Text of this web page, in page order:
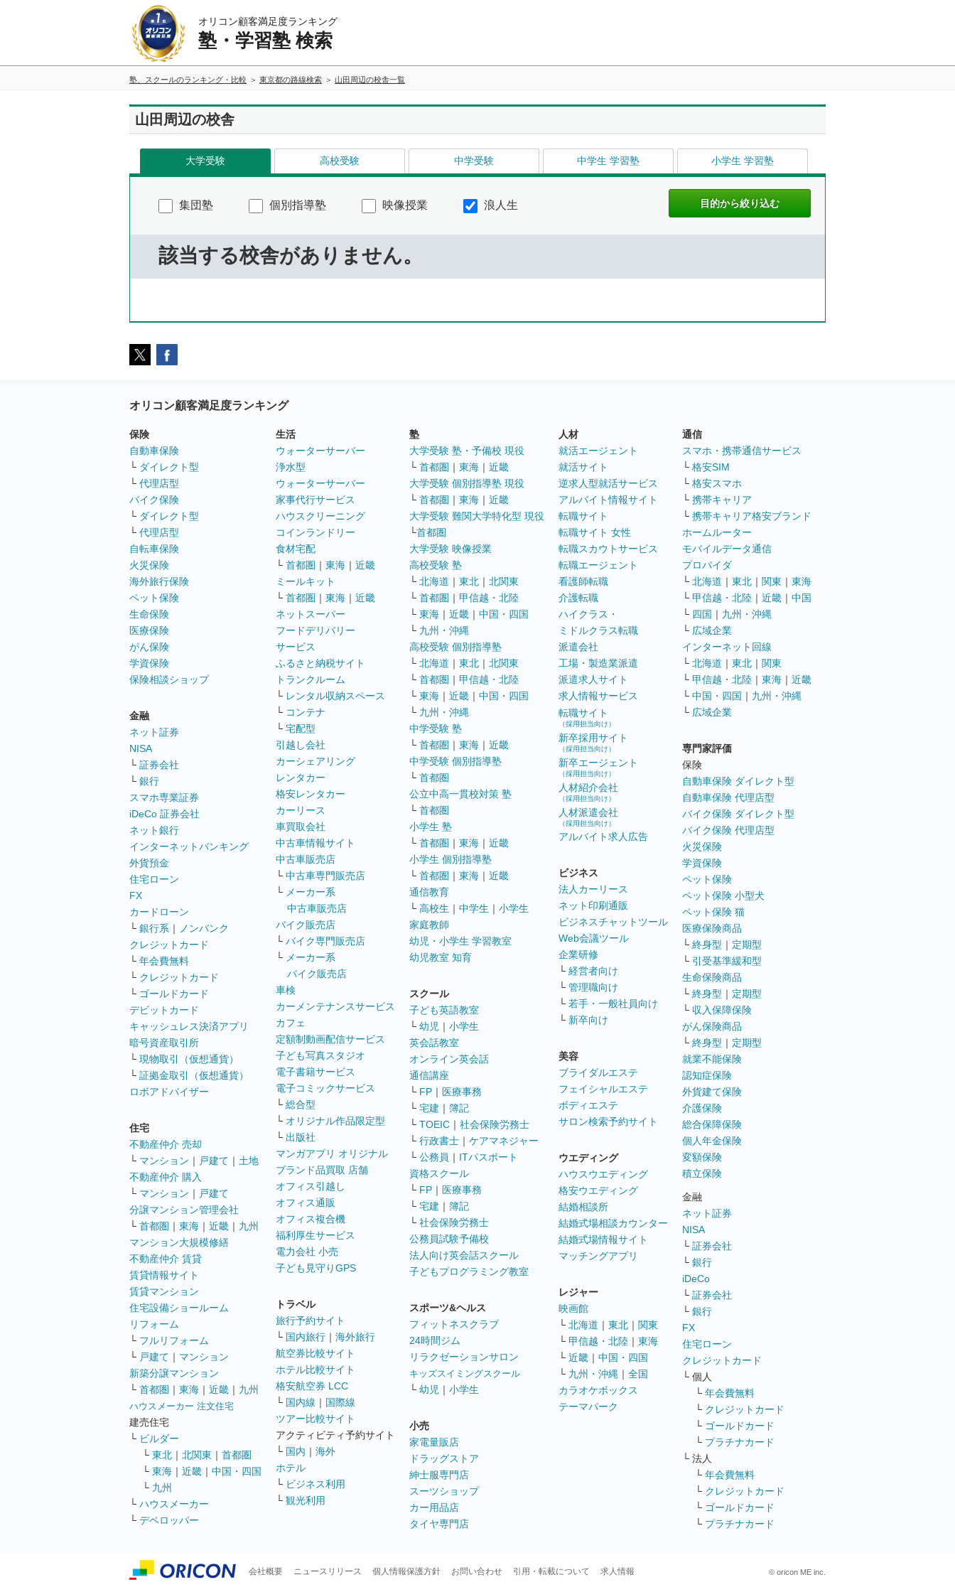
オリコン顧客満足度ランキング
塾・学習塾 検索
塾、スクールのランキング・比較 東京都の路線検索 山田周辺の校舎一覧
山田周辺の校舎
大学受験 高校受験 中学受験 中学生 学習塾 小学生 学習塾
集団塾 個別指導塾 映像授業 浪人生
該当する校舎がありません。
オリコン顧客満足度ランキング
保険
自動車保険
└ ダイレクト型
└ 代理店型
バイク保険
└ ダイレクト型
└ 代理店型
自転車保険
火災保険
海外旅行保険
ペット保険
生命保険
医療保険
がん保険
学資保険
保険相談ショップ
金融
ネット証券
NISA
└ 証券会社
└ 銀行
スマホ専業証券
iDeCo 証券会社
ネット銀行
インターネットバンキング
外貨預金
住宅ローン
FX
カードローン
└ 銀行系 ｜
ノンバンク
クレジットカード
└ 年会費無料
└ クレジットカード
└ ゴールドカード
デビットカード
キャッシュレス決済アプリ
暗号資産取引所
└ 現物取引（仮想通貨）
└ 証拠金取引（仮想通貨）
ロボアドバイザー
住宅
不動産仲介 売却
└ マンション ｜ 戸建て ｜ 土地
不動産仲介 購入
└ マンション ｜ 戸建て
分譲マンション管理会社
└ 首都圏 ｜ 東海 ｜ 近畿 ｜ 九州
マンション大規模修繕
不動産仲介 賃貸
賃貸情報サイト
賃貸マンション
住宅設備ショールーム
リフォーム
└ フルリフォーム
└ 戸建て ｜ マンション
新築分譲マンション
└ 首都圏 ｜ 東海 ｜ 近畿 ｜ 九州
ハウスメーカー 注文住宅
建売住宅
└ ビルダー
└ 東北 ｜ 北関東 ｜ 首都圏
└ 東海 ｜ 近畿 ｜ 中国・四国
└ 九州
└ ハウスメーカー
└ デベロッパー
生活
ウォーターサーバー
浄水型
ウォーターサーバー
家事代行サービス
ハウスクリーニング
コインランドリー
食材宅配
└ 首都圏 ｜ 東海 ｜ 近畿
ミールキット
└ 首都圏 ｜ 東海 ｜ 近畿
ネットスーパー
フードデリバリー
サービス
ふるさと納税サイト
トランクルーム
└ レンタル収納スペース
└ コンテナ
└ 宅配型
引越し会社
カーシェアリング
レンタカー
格安レンタカー
カーリース
車買取会社
中古車情報サイト
中古車販売店
└ 中古車専門販売店
└ メーカー系
中古車販売店
バイク販売店
└ バイク専門販売店
└ メーカー系
バイク販売店
車検
カーメンテナンスサービス
カフェ
定額制動画配信サービス
子ども写真スタジオ
電子書籍サービス
電子コミックサービス
└ 総合型
└ オリジナル作品限定型
└ 出版社
マンガアプリ オリジナル
ブランド品買取 店舗
オフィス引越し
オフィス通販
オフィス複合機
福利厚生サービス
電力会社 小売
子ども見守りGPS
トラベル
旅行予約サイト
└ 国内旅行 ｜ 海外旅行
航空券比較サイト
ホテル比較サイト
格安航空券 LCC
└ 国内線 ｜ 国際線
ツアー比較サイト
アクティビティ予約サイト
└ 国内 ｜ 海外
ホテル
└ ビジネス利用
└ 観光利用
塾
大学受験 塾・予備校 現役
└ 首都圏 ｜ 東海 ｜ 近畿
大学受験 個別指導塾 現役
└ 首都圏 ｜ 東海 ｜ 近畿
大学受験 難関大学特化型 現役
└首都圏
大学受験 映像授業
高校受験 塾
└ 北海道 ｜ 東北 ｜ 北関東
└ 首都圏 ｜ 甲信越・北陸
└ 東海 ｜ 近畿 ｜ 中国・四国
└ 九州・沖縄
高校受験 個別指導塾
└ 北海道 ｜ 東北 ｜ 北関東
└ 首都圏 ｜ 甲信越・北陸
└ 東海 ｜ 近畿 ｜ 中国・四国
└ 九州・沖縄
中学受験 塾
└ 首都圏 ｜ 東海 ｜ 近畿
中学受験 個別指導塾
└ 首都圏
公立中高一貫校対策 塾
└ 首都圏
小学生 塾
└ 首都圏 ｜ 東海 ｜ 近畿
小学生 個別指導塾
└ 首都圏 ｜ 東海 ｜ 近畿
通信教育
└ 高校生 ｜ 中学生 ｜ 小学生
家庭教師
幼児・小学生 学習教室
幼児教室 知育
スクール
子ども英語教室
└ 幼児 ｜ 小学生
英会話教室
オンライン英会話
通信講座
└ FP ｜ 医療事務
└ 宅建 ｜ 簿記
└ TOEIC ｜ 社会保険労務士
└ 行政書士 ｜ ケアマネジャー
└ 公務員 ｜ ITパスポート
資格スクール
└ FP ｜ 医療事務
└ 宅建 ｜ 簿記
└ 社会保険労務士
公務員試験予備校
法人向け英会話スクール
子どもプログラミング教室
スポーツ&ヘルス
フィットネスクラブ
24時間ジム
リラクゼーションサロン
キッズスイミングスクール
└ 幼児 ｜ 小学生
小売
家電量販店
ドラッグストア
紳士服専門店
スーツショップ
カー用品店
タイヤ専門店
人材
就活エージェント
就活サイト
逆求人型就活サービス
アルバイト情報サイト
転職サイト
転職サイト 女性
転職スカウトサービス
転職エージェント
看護師転職
介護転職
ハイクラス・
ミドルクラス転職
派遣会社
工場・製造業派遣
派遣求人サイト
求人情報サービス
転職サイト
（採用担当向け）
新卒採用サイト
（採用担当向け）
新卒エージェント
（採用担当向け）
人材紹介会社
（採用担当向け）
人材派遣会社
（採用担当向け）
アルバイト求人広告
ビジネス
法人カーリース
ネット印刷通販
ビジネスチャットツール
Web会議ツール
企業研修
└ 経営者向け
└ 管理職向け
└ 若手・一般社員向け
└ 新卒向け
美容
ブライダルエステ
フェイシャルエステ
ボディエステ
サロン検索予約サイト
ウエディング
ハウスウエディング
格安ウエディング
結婚相談所
結婚式場相談カウンター
結婚式場情報サイト
マッチングアプリ
レジャー
映画館
└ 北海道 ｜ 東北 ｜ 関東
└ 甲信越・北陸 ｜ 東海
└ 近畿 ｜ 中国・四国
└ 九州・沖縄 ｜ 全国
カラオケボックス
テーマパーク
通信
スマホ・携帯通信サービス
└ 格安SIM
└ 格安スマホ
└ 携帯キャリア
└ 携帯キャリア格安ブランド
ホームルーター
モバイルデータ通信
プロバイダ
└ 北海道 ｜ 東北 ｜ 関東 ｜ 東海
└ 甲信越・北陸 ｜ 近畿 ｜ 中国
└ 四国 ｜ 九州・沖縄
└ 広域企業
インターネット回線
└ 北海道 ｜ 東北 ｜ 関東
└ 甲信越・北陸 ｜ 東海 ｜ 近畿
└ 中国・四国 ｜ 九州・沖縄
└ 広域企業
専門家評価
保険
自動車保険 ダイレクト型
自動車保険 代理店型
バイク保険 ダイレクト型
バイク保険 代理店型
火災保険
学資保険
ペット保険
ペット保険 小型犬
ペット保険 猫
医療保険商品
└ 終身型 ｜ 定期型
└ 引受基準緩和型
生命保険商品
└ 終身型 ｜ 定期型
└ 収入保障保険
がん保険商品
└ 終身型 ｜ 定期型
就業不能保険
認知症保険
外貨建て保険
介護保険
総合保障保険
個人年金保険
変額保険
積立保険
金融
ネット証券
NISA
└ 証券会社
└ 銀行
iDeCo
└ 証券会社
└ 銀行
FX
住宅ローン
クレジットカード
└ 個人
└ 年会費無料
└ クレジットカード
└ ゴールドカード
└ プラチナカード
└ 法人
└ 年会費無料
└ クレジットカード
└ ゴールドカード
└ プラチナカード
会社概要 ニュースリリース 個人情報保護方針 お問い合わせ 引用・転載について 求人情報 © oricon ME inc.